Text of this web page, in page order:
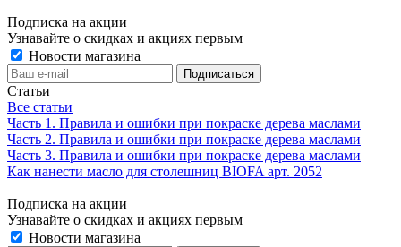
Подписка на акции
Узнавайте о скидках и акциях первым
Новости магазина
Статьи
Все статьи
Часть 1. Правила и ошибки при покраске дерева маслами
Часть 2. Правила и ошибки при покраске дерева маслами
Часть 3. Правила и ошибки при покраске дерева маслами
Как нанести масло для столешниц BIOFA арт. 2052
Подписка на акции
Узнавайте о скидках и акциях первым
Новости магазина